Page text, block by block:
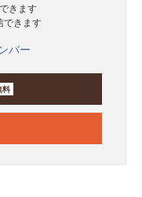
きます
できます
バー
料